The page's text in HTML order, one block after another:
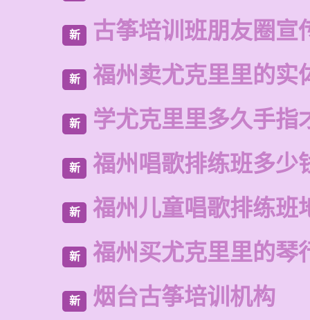
新 古筝培训班朋友圈宣
新 福州卖尤克里里的实
新 学尤克里里多久手指
新 福州唱歌排练班多少
新 福州儿童唱歌排练班
新 福州买尤克里里的琴
新 烟台古筝培训机构